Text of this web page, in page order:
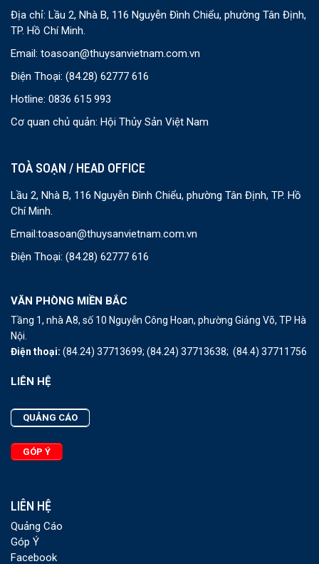
Địa chỉ: Lầu 2, Nhà B, 116 Nguyễn Đình Chiểu, phường Tân Định,
TP. Hồ Chí Minh.
Email: toasoan@thuysanvietnam.com.vn
Điện Thoại: (84.28) 62777 616
Hotline: 0836 615 993
Cơ quan chủ quản: Hội Thủy Sản Việt Nam
TOÀ SOẠN / HEAD OFFICE
Lầu 2, Nhà B, 116 Nguyễn Đình Chiểu, phường Tân Định, TP. Hồ
Chí Minh.
Email:toasoan@thuysanvietnam.com.vn
Điện Thoại: (84.28) 62777 616
VĂN PHÒNG MIỀN BẮC
Tầng 1, nhà A8, số 10 Nguyễn Công Hoan, phường Giảng Võ, TP Hà
Nội.
Điện thoại: (84.24) 37713699; (84.24) 37713638; (84.4) 37711756
LIÊN HỆ
QUẢNG CÁO
GÓP Ý
LIÊN HỆ
Quảng Cáo
Góp Ý
Facebook